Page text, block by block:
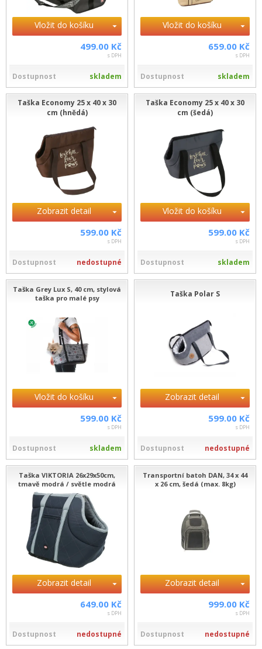
Vložit do košíku
499.00 Kč
s DPH
Dostupnost skladem
Vložit do košíku
659.00 Kč
s DPH
Dostupnost skladem
Taška Economy 25 x 40 x 30
cm (hnědá)
Zobrazit detail
599.00 Kč
s DPH
Dostupnost nedostupné
Taška Economy 25 x 40 x 30
cm (šedá)
Vložit do košíku
599.00 Kč
s DPH
Dostupnost skladem
Taška Grey Lux S, 40 cm, stylová
taška pro malé psy
Vložit do košíku
599.00 Kč
s DPH
Dostupnost skladem
Taška Polar S
Zobrazit detail
599.00 Kč
s DPH
Dostupnost nedostupné
Taška VIKTORIA 26x29x50cm,
tmavě modrá / světle modrá
Zobrazit detail
649.00 Kč
s DPH
Dostupnost nedostupné
Transportní batoh DAN, 34 x 44
x 26 cm, šedá (max. 8kg)
Zobrazit detail
999.00 Kč
s DPH
Dostupnost nedostupné